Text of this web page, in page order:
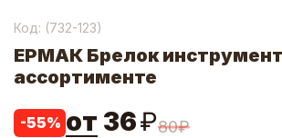
Код: (732-123)
ЕРМАК Брелок
ассортименте
-55% от 36₽80₽